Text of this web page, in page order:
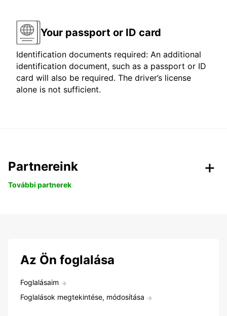
Your passport or ID card
Identification documents required: An additional
identification document, such as a passport or ID
card will also be required. The driver’s license
alone is not sufficient.
Partnereink
További partnerek
Az Ön foglalása
Foglalásaim
Foglalások megtekintése, módosítása